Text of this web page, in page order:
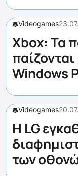
Videogames
Xbox: Τα
Windows
Videogames
Η LG
των